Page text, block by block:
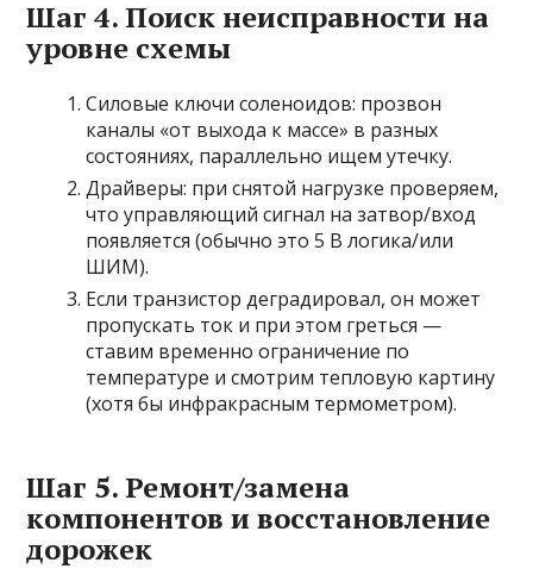
Шаг 4. Поиск неисправности на
уровне схемы
Силовые ключи соленоидов: прозвон
каналы «от выхода к массе» в разных
состояниях, параллельно ищем утечку.
Драйверы: при снятой нагрузке проверяем,
что управляющий сигнал на затвор/вход
появляется (обычно это 5 В логика/или
ШИМ).
Если транзистор деградировал, он может
пропускать ток и при этом греться —
ставим временно ограничение по
температуре и смотрим тепловую картину
(хотя бы инфракрасным термометром).
Шаг 5. Ремонт/замена
компонентов и восстановление
дорожек